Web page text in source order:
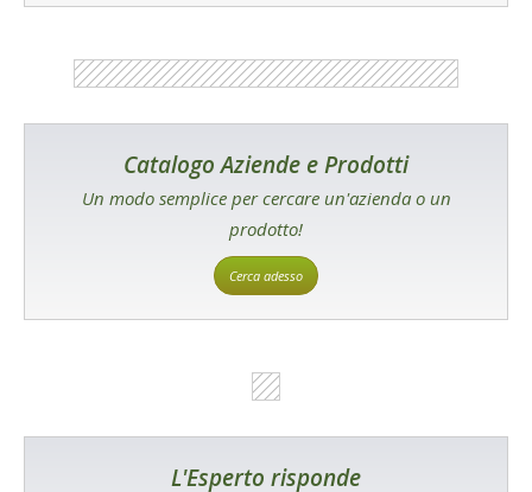
Catalogo Aziende e Prodotti
Un modo semplice per cercare un'azienda o un
prodotto!
Cerca adesso
L'Esperto risponde